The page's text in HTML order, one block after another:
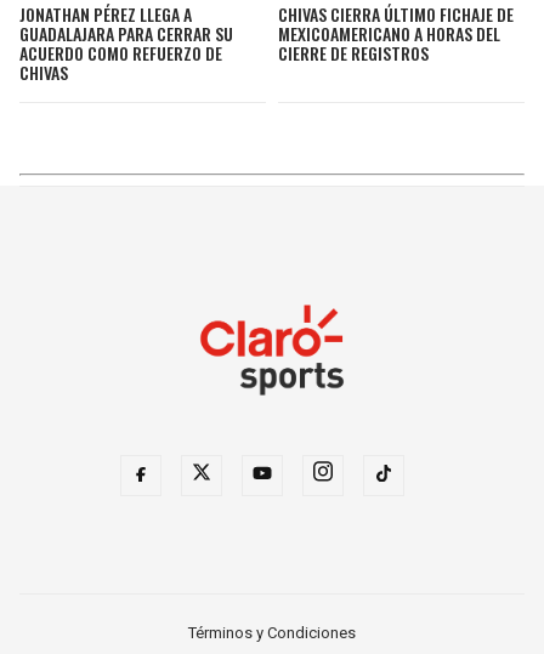
JONATHAN PÉREZ LLEGA A
GUADALAJARA PARA CERRAR SU
ACUERDO COMO REFUERZO DE
CHIVAS
CHIVAS CIERRA ÚLTIMO FICHAJE DE
MEXICOAMERICANO A HORAS DEL
CIERRE DE REGISTROS
Términos y Condiciones